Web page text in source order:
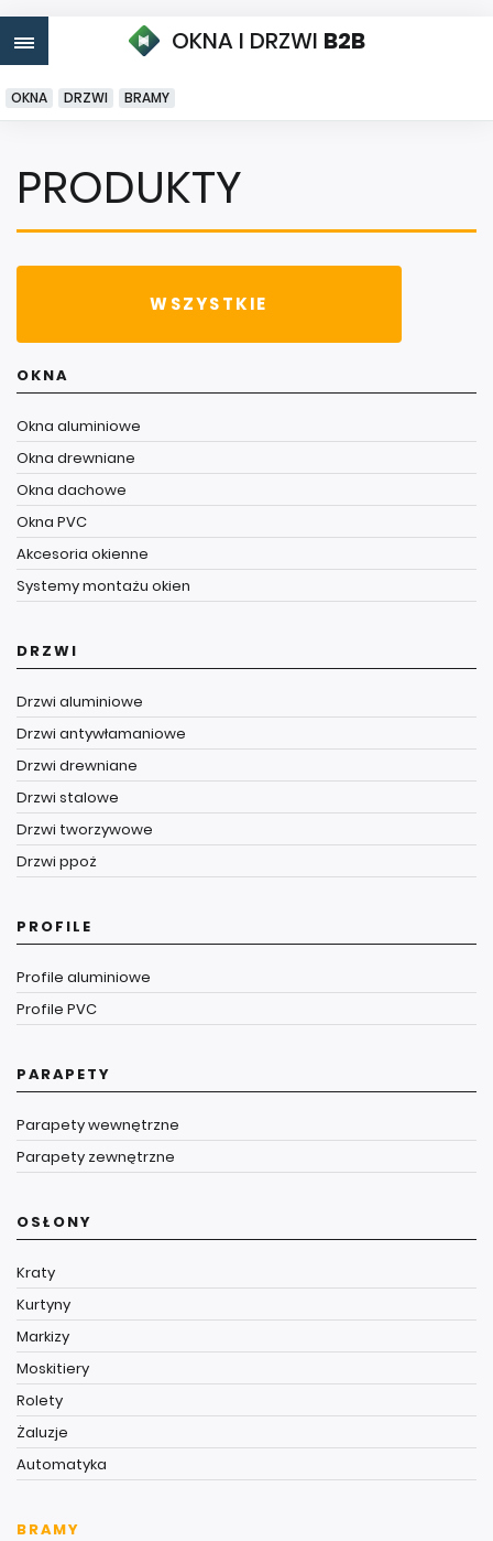
OKNA I DRZWI B2B
OKNA DRZWI BRAMY
PRODUKTY
WSZYSTKIE
OKNA
Okna aluminiowe
Okna drewniane
Okna dachowe
Okna PVC
Akcesoria okienne
Systemy montażu okien
DRZWI
Drzwi aluminiowe
Drzwi antywłamaniowe
Drzwi drewniane
Drzwi stalowe
Drzwi tworzywowe
Drzwi ppoż
PROFILE
Profile aluminiowe
Profile PVC
PARAPETY
Parapety wewnętrzne
Parapety zewnętrzne
OSŁONY
Kraty
Kurtyny
Markizy
Moskitiery
Rolety
Żaluzje
Automatyka
BRAMY